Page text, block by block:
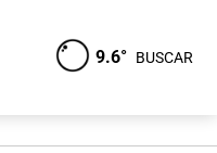
9.6° BUSCAR